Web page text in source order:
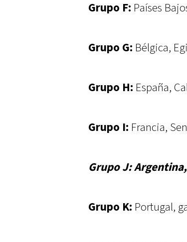
Grupo F: Países
Grupo G: Bélgica,
Grupo H: España,
Grupo I: Francia,
Grupo J:
Grupo K: Portugal,